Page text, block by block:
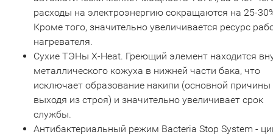
расходы на электроэнергию сокращаются на 25-
Кроме того, значительно увеличивается ресурс
нагревателя.
Сухие ТЭНы X-Heat. Греющий элемент находится
металлического кожуха в нижней части бака, что
исключает образование накипи (основной причины
выходя из строя) и значительно увеличивает срок
службы.
Антибактериальный режим Bacteria Stop System -